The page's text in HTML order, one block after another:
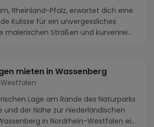
Rheinland-Pfalz, erwartet dich eine
Kulisse für ein unvergessliches
malerischen Straßen und kurvenrei...
mieten in Wassenberg
Lage am Rande des Naturparks
und der Nähe zur niederländischen
in Nordrhein-Westfalen ei...